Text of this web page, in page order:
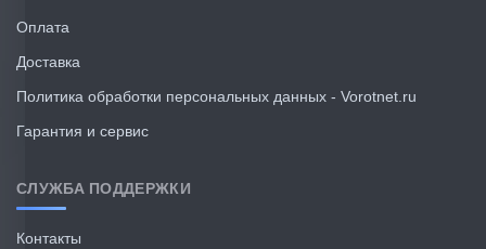
Оплата
Доставка
Политика обработки персональных данных - Vorotnet.ru
Гарантия и сервис
СЛУЖБА ПОДДЕРЖКИ
Контакты